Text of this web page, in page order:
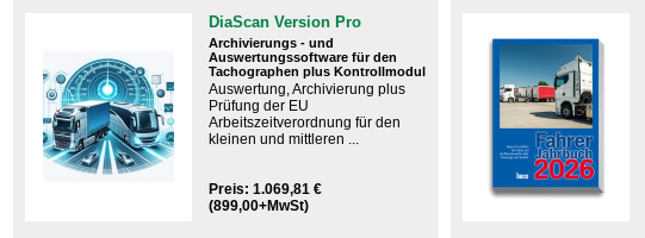
DiaScan Version Pro
Archivierungs - und
Auswertungssoftware für den
Tachographen plus Kontrollmodul
Auswertung, Archivierung plus
Prüfung der EU
Arbeitszeitverordnung für den
kleinen und mittleren ...
Preis: 1.069,81 €
(899,00+MwSt)